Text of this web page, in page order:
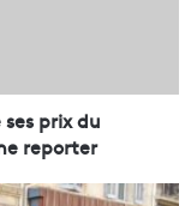
prix du
reporter